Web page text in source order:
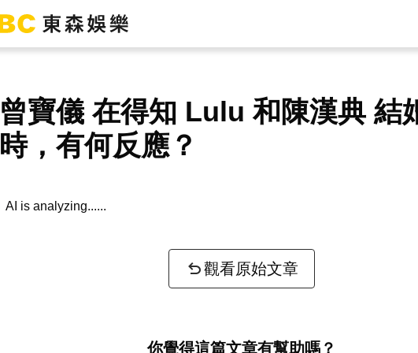
曾寶儀 在得知 Lulu 和陳漢典 結
時，有何反應？
AI is analyzing...
觀看原始文章
你覺得這篇文章有幫助嗎？